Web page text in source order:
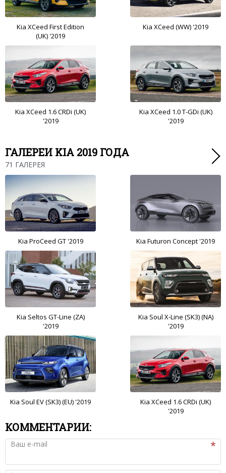
Kia XCeed First Edition
(UK) '2019
Kia XCeed (WW) '2019
Kia XCeed 1.6 CRDi (UK)
'2019
Kia XCeed 1.0 T-GDi (UK)
'2019
ГАЛЕРЕИ KIA 2019 ГОДА
71 ГАЛЕРЕЯ
Kia ProCeed GT '2019 Kia Futuron Concept '2019
Kia Seltos GT-Line (ZA)
'2019
Kia Soul X-Line (SK3) (NA)
'2019
Kia Soul EV (SK3) (EU) '2019
Kia XCeed 1.6 CRDi (UK)
'2019
КОММЕНТАРИИ:
Ваш e-mail